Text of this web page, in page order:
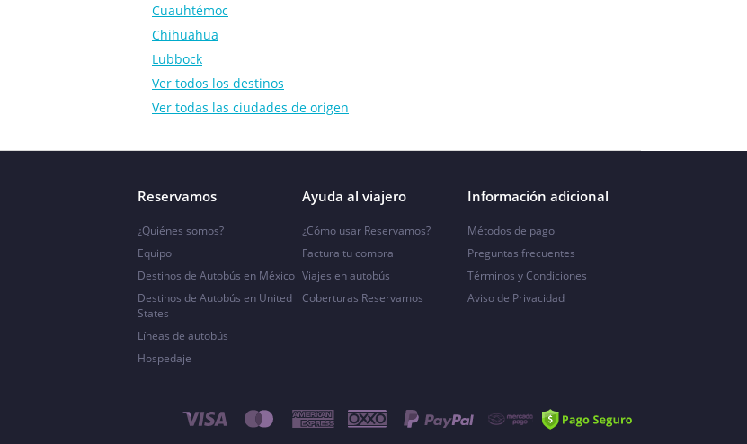
Cuauhtémoc
Chihuahua
Lubbock
Ver todos los destinos
Ver todas las ciudades de origen
Reservamos
¿Quiénes somos?
Equipo
Destinos de Autobús en México
Destinos de Autobús en United
States
Líneas de autobús
Hospedaje
Ayuda al viajero
¿Cómo usar Reservamos?
Factura tu compra
Viajes en autobús
Coberturas Reservamos
Información adicional
Métodos de pago
Preguntas frecuentes
Términos y Condiciones
Aviso de Privacidad